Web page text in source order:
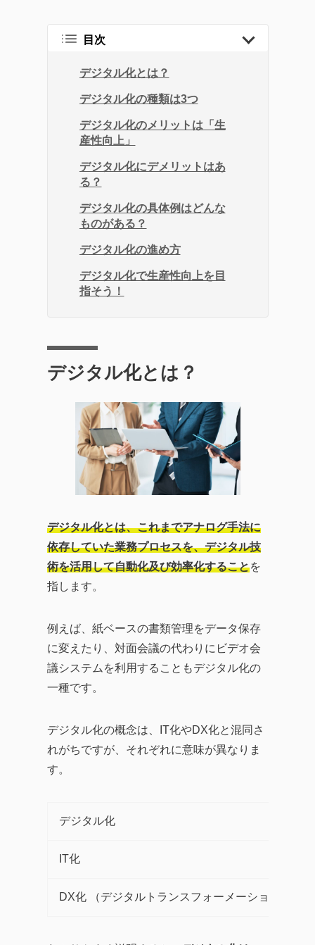
践的な情報をお届けする
目次
デジタル化とは？
デジタル化の種類は3つ
デジタル化のメリットは「生
産性向上」
デジタル化にデメリットはあ
る？
デジタル化の具体例はどんな
ものがある？
デジタル化の進め方
デジタル化で生産性向上を目
指そう！
デジタル化とは？
デジタル化とは、これまでアナログ手法に
依存していた業務プロセスを、デジタル技
術を活用して自動化及び効率化することを
指します。
例えば、紙ベースの書類管理をデータ保存
に変えたり、対面会議の代わりにビデオ会
議システムを利用することもデジタル化の
一種です。
デジタル化の概念は、IT化やDX化と混同さ
れがちですが、それぞれに意味が異なりま
す。
デジタル化
IT化
DX化 （デジタルトランスフォーメーション）